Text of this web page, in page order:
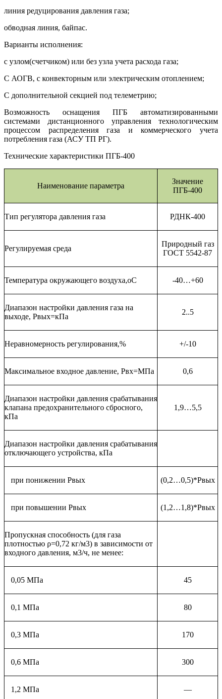
линия редуцирования давления газа;
обводная линия, байпас.
Варианты исполнения:
с узлом(счетчиком) или без узла учета расхода газа;
С АОГВ, с конвекторным или электрическим отоплением;
С дополнительной секцией под телеметрию;
Возможность оснащения ПГБ автоматизированными
системами дистанционного управления технологическим
процессом распределения газа и коммерческого учета
потребления газа (АСУ ТП РГ).
Технические характеристики ПГБ-400
Наименование параметра
Значение
ПГБ-400
Тип регулятора давления газа РДНК-400
Регулируемая среда
Природный газ
ГОСТ 5542-87
Температура окружающего воздуха,оС -40…+60
Диапазон настройки давления газа на
выходе, Рвых=кПа
2..5
Неравномерность регулирования,% +/-10
Максимальное входное давление, Рвх=МПа 0,6
Диапазон настройки давления срабатывания
клапана предохранительного сбросного,
кПа
1,9…5,5
Диапазон настройки давления срабатывания
отключающего устройства, кПа
при понижении Рвых (0,2…0,5)*Рвых
при повышении Рвых (1,2…1,8)*Рвых
Пропускная способность (для газа
плотностью ρ=0,72 кг/м3) в зависимости от
входного давления, м3/ч, не менее:
0,05 МПа 45
0,1 МПа 80
0,3 МПа 170
0,6 МПа 300
1,2 МПа —